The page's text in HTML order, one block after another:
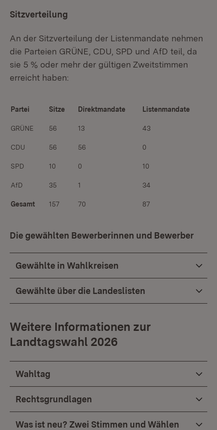
Sitzverteilung
An der Sitzverteilung der Listenmandate nehmen
die Parteien GRÜNE, CDU, SPD und AfD teil, da
sie 5 % oder mehr der gültigen Zweitstimmen
erreicht haben:
Partei Sitze Direktmandate Listenmandate
GRÜNE 56 13 43
CDU 56 56 0
SPD 10 0 10
AfD 35 1 34
Gesamt 157 70 87
Die gewählten Bewerberinnen und Bewerber
Gewählte in Wahlkreisen
Gewählte über die Landeslisten
Weitere Informationen zur
Landtagswahl 2026
Wahltag
Rechtsgrundlagen
Was ist neu? Zwei Stimmen und Wählen